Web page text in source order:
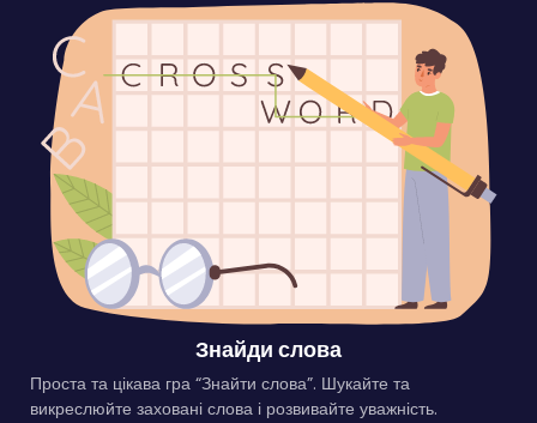
Знайди слова
Проста та цікава гра “Знайти слова”. Шукайте та
викреслюйте заховані слова і розвивайте уважність.